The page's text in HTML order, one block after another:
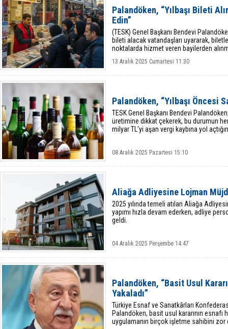
Palandöken, “Yılbaşı Bileti
Edin”
(TESK) Genel Başkanı Bendevi
bileti alacak vatandaşları uyararak,
noktalarda hizmet veren bayilerden
13 Aralık 2025 Cumartesi 11:30
Palandöken, “Yılbaşı Öncesi
TESK Genel Başkanı Bendevi
üretimine dikkat çekerek, bu durumun
milyar TL'yi aşan vergi kaybına yol
08 Aralık 2025 Pazartesi 15:10
Aliağa Adliyesine Lojman
2025 yılında temeli atılan Aliağa
yapımı hızla devam ederken, adliye
geldi.
04 Aralık 2025 Perşembe 14:47
Palandöken, “Basit Usul
Yakaladı”
Türkiye Esnaf ve Sanatkârları
Palandöken, basit usul kararının esnafı
uygulamanın birçok işletme sahibini zor